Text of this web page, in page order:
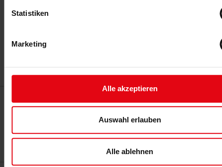
Statistiken
Marketing
Alle akzeptieren
Auswahl erlauben
Alle ablehnen
Veranstaltungsort-Website